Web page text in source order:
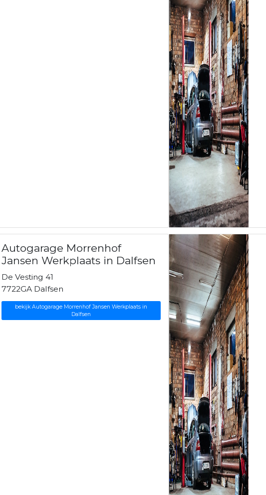
Autogarage Morrenhof
Jansen Werkplaats in Dalfsen
De Vesting 41
7722GA Dalfsen
bekijk Autogarage Morrenhof Jansen Werkplaats in
Dalfsen